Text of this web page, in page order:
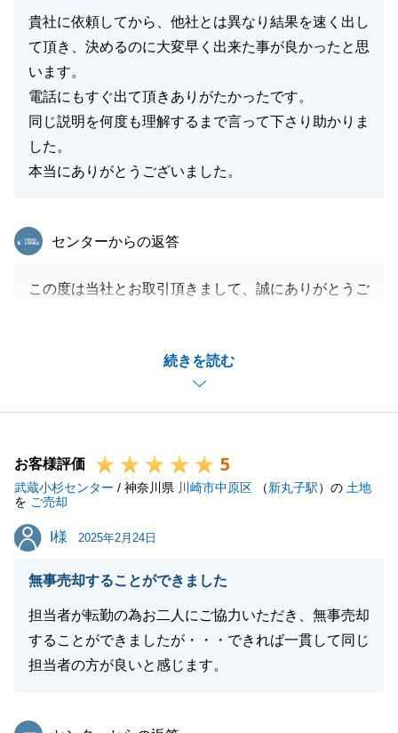
貴社に依頼してから、他社とは異なり結果を速く出し
て頂き、決めるのに大変早く出来た事が良かったと思
います。
電話にもすぐ出て頂きありがたかったです。
同じ説明を何度も理解するまで言って下さり助かりま
した。
本当にありがとうございました。
続きを読む
東急リバブル
センターからの返答
この度は当社とお取引頂きまして、誠にありがとうご
今後も、ご相談事がございましたら、お気軽にご連絡
くださいませ。
閉じる
お客様評価 5
武蔵小杉センター / 神奈川県 川崎市中原区 （新丸子駅）の 土地
を ご売却
I様
I様 2025年2月24日
無事売却することができました
担当者が転勤の為お二人にご協力いただき、無事売却
することができましたが・・・できれば一貫して同じ
担当者の方が良いと感じます。
東急リバブル